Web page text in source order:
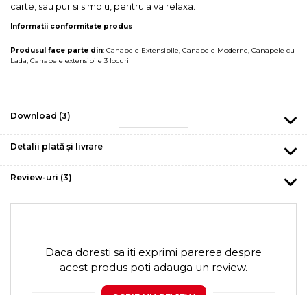
carte, sau pur si simplu, pentru a va relaxa.
Informatii conformitate produs
Produsul face parte din: Canapele Extensibile, Canapele Moderne, Canapele cu
Lada, Canapele extensibile 3 locuri
Download (3)
Detalii plată și livrare
Review-uri (3)
Daca doresti sa iti exprimi parerea despre
acest produs poti adauga un review.